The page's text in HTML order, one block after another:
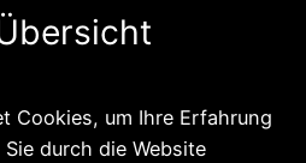
Cookies, um Ihre Erfahrung
durch die Website